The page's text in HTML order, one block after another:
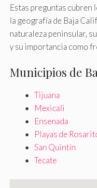
Estas preguntas cubren
la geografía de Baja
naturaleza peninsular,
y su importancia como
Municipios de
Tijuana
Mexicali
Ensenada
Playas de
San Quintín
Tecate